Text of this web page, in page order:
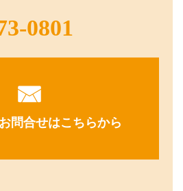
0801
問合せはこちらから